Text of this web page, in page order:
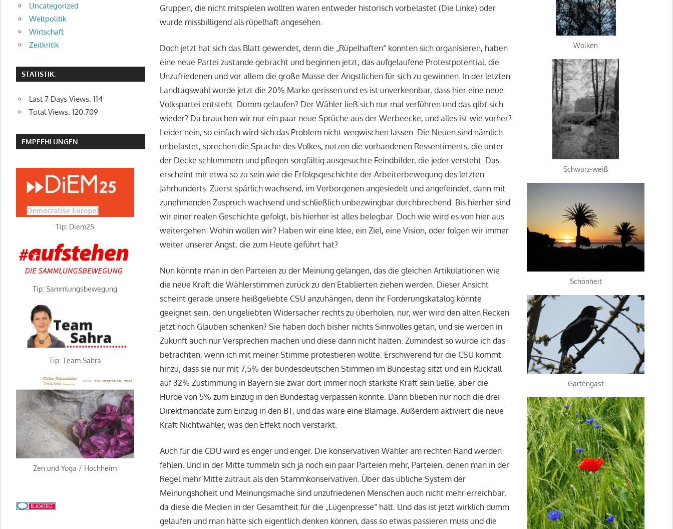
Gruppen, die nicht mitspielen wollten waren entweder historisch vorbelastet (Die Linke) oder
wurde missbilligend als rüpelhaft angesehen.
Doch jetzt hat sich das Blatt gewendet, denn die „Rüpelhaften“ konnten sich organisieren, haben
eine neue Partei zustande gebracht und beginnen jetzt, das aufgelaufene Protestpotential, die
Unzufriedenen und vor allem die große Masse der Ängstlichen für sich zu gewinnen. In der letzten
Landtagswahl wurde jetzt die 20% Marke gerissen und es ist unverkennbar, dass hier eine neue
Volkspartei entsteht. Dumm gelaufen? Der Wähler ließ sich nur mal verführen und das gibt sich
wieder? Da brauchen wir nur ein paar neue Sprüche aus der Werbeecke, und alles ist wie vorher?
Leider nein, so einfach wird sich das Problem nicht wegwischen lassen. Die Neuen sind nämlich
unbelastet, sprechen die Sprache des Volkes, nutzen die vorhandenen Ressentiments, die unter
der Decke schlummern und pflegen sorgfältig ausgesuchte Feindbilder, die jeder versteht. Das
erscheint mir etwa so zu sein wie die Erfolgsgeschichte der Arbeiterbewegung des letzten
Jahrhunderts. Zuerst spärlich wachsend, im Verborgenen angesiedelt und angefeindet, dann mit
zunehmenden Zuspruch wachsend und schließlich unbezwingbar durchbrechend. Bis hierher sind
wir einer realen Geschichte gefolgt, bis hierher ist alles belegbar. Doch wie wird es von hier aus
weitergehen. Wohin wollen wir? Haben wir eine Idee, ein Ziel, eine Vision, oder folgen wir immer
weiter unserer Angst, die zum Heute geführt hat?
Nun könnte man in den Parteien zu der Meinung gelangen, das die gleichen Artikulationen wie
die neue Kraft die Wählerstimmen zurück zu den Etablierten ziehen werden. Dieser Ansicht
scheint gerade unsere heißgeliebte CSU anzuhängen, denn ihr Forderungskatalog könnte
geeignet sein, den ungeliebten Widersacher rechts zu überholen, nur, wer wird den alten Recken
jetzt noch Glauben schenken? Sie haben doch bisher nichts Sinnvolles getan, und sie werden in
Zukunft auch nur Versprechen machen und diese dann nicht halten. Zumindest so würde ich das
betrachten, wenn ich mit meiner Stimme protestieren wollte. Erschwerend für die CSU kommt
hinzu, dass sie nur mit 7,5% der bundesdeutschen Stimmen im Bundestag sitzt und ein Rückfall
auf 32% Zustimmung in Bayern sie zwar dort immer noch stärkste Kraft sein ließe, aber die
Hürde von 5% zum Einzug in den Bundestag verpassen könnte. Dann blieben nur noch die drei
Direktmandate zum Einzug in den BT, und das wäre eine Blamage. Außerdem aktiviert die neue
Kraft Nichtwähler, was den Effekt noch verstärkt.
Auch für die CDU wird es enger und enger. Die konservativen Wähler am rechten Rand werden
fehlen. Und in der Mitte tummeln sich ja noch ein paar Parteien mehr, Parteien, denen man in der
Regel mehr Mitte zutraut als den Stammkonservativen. Über das übliche System der
Meinungshoheit und Meinungsmache sind unzufriedenen Menschen auch nicht mehr erreichbar,
da diese die Medien in der Gesamtheit für die „Lügenpresse“ hält. Und das ist jetzt wirklich dumm
gelaufen und man hätte sich eigentlich denken können, dass so etwas passieren muss und die
Uncategorized
Weltpolitik
Wirtschaft
Zeitkritik
STATISTIK:
Last 7 Days Views: 114
Total Views: 120.709
EMPFEHLUNGEN
Tip: Diem25
Tip: Sammlungsbewegung
Tip: Team Sahra
Zen und Yoga / Hochheim
Wolken
Schwarz-weiß
Schönheit
Gartengast